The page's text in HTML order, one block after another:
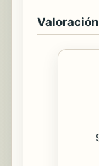
Valoración